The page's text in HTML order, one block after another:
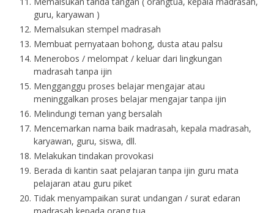
guru, karyawan )
Memalsukan stempel madrasah
Membuat pernyataan bohong, dusta atau palsu
Menerobos / melompat / keluar dari lingkungan
madrasah tanpa ijin
Mengganggu proses belajar mengajar atau
meninggalkan proses belajar mengajar tanpa ijin
Melindungi teman yang bersalah
Mencemarkan nama baik madrasah, kepala madrasah,
karyawan, guru, siswa, dll.
Melakukan tindakan provokasi
Berada di kantin saat pelajaran tanpa ijin guru mata
pelajaran atau guru piket
Tidak menyampaikan surat undangan / surat edaran